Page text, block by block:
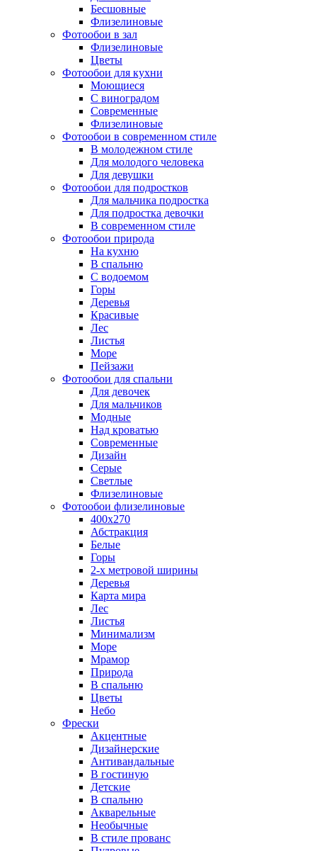
Бесшовные
Флизелиновые
Фотообои в зал
Флизелиновые
Цветы
Фотообои для кухни
Моющиеся
С виноградом
Современные
Флизелиновые
Фотообои в современном стиле
В молодежном стиле
Для молодого человека
Для девушки
Фотообои для подростков
Для мальчика подростка
Для подростка девочки
В современном стиле
Фотообои природа
На кухню
В спальню
С водоемом
Горы
Деревья
Красивые
Лес
Листья
Море
Пейзажи
Фотообои для спальни
Для девочек
Для мальчиков
Модные
Над кроватью
Современные
Дизайн
Серые
Светлые
Флизелиновые
Фотообои флизелиновые
400х270
Абстракция
Белые
Горы
2-х метровой ширины
Деревья
Карта мира
Лес
Листья
Минимализм
Море
Мрамор
Природа
В спальню
Цветы
Небо
Фрески
Акцентные
Дизайнерские
Антивандальные
В гостиную
Детские
В спальню
Акварельные
Необычные
В стиле прованс